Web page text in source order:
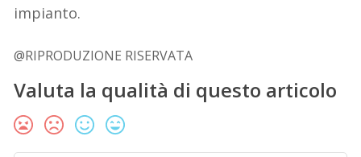
impianto.
@RIPRODUZIONE RISERVATA
Valuta la qualità di questo articolo